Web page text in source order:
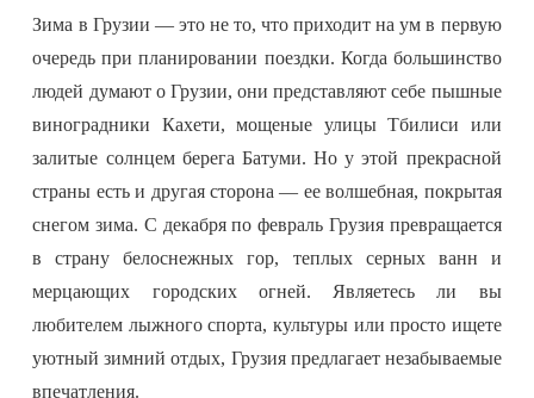
Зима в Грузии — это не то, что приходит на ум в первую
очередь при планировании поездки. Когда большинство
людей думают о Грузии, они представляют себе пышные
виноградники Кахети, мощеные улицы Тбилиси или
залитые солнцем берега Батуми. Но у этой прекрасной
страны есть и другая сторона — ее волшебная, покрытая
снегом зима. С декабря по февраль Грузия превращается
в страну белоснежных гор, теплых серных ванн и
мерцающих городских огней. Являетесь ли вы
любителем лыжного спорта, культуры или просто ищете
уютный зимний отдых, Грузия предлагает незабываемые
впечатления.